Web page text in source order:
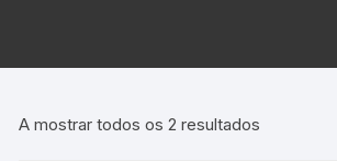
A mostrar todos os 2 resultados